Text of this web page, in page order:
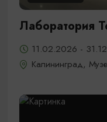
Лаборатория
11.02.2026 -
Калининград,